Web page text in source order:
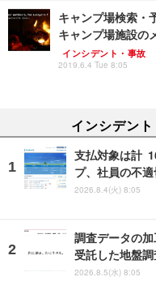
キャンプ場検索・
キャンプ場施設の
インシデント・事故
2019.6.4 Tue 8:05
インシデン
支払対象は計
プ、社員の不
2026.8.4(火) 8:05
調査データの
受託した地盤
2026.8.5(水) 8:05